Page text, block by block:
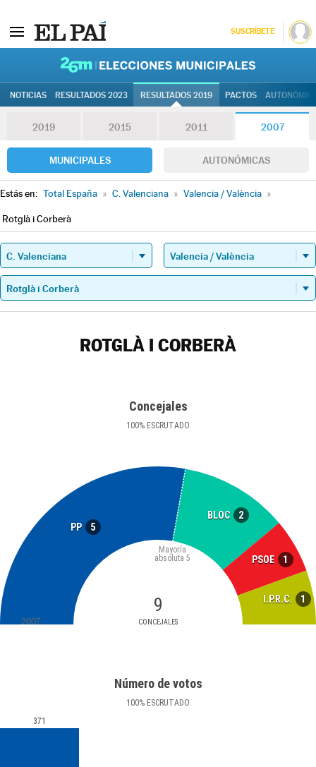
SUSCRÍBETE
NOTICIAS RESULTADOS 2023 RESULTADOS 2019 PACTOS
2019 2015 2011 2007
MUNICIPALES AUTONÓMICAS
Estás en: Total España » C. Valenciana » Valencia / València »
Rotglà i Corberà
ROTGLÀ I CORBERÀ
Concejales
100% ESCRUTADO
PP 5
BLOC 2
PSOE 1
I.P.R.C. 1
9
CONCEJALES
Mayoría
absoluta 5
2007
Número de votos
100% ESCRUTADO
371